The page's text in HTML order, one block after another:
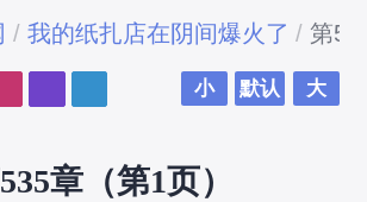
我的纸扎店在阴间爆火了 第
小 默认 大
章（第1页）